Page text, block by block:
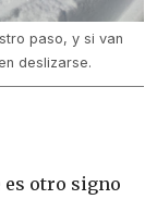
paso, y si van
deslizarse.
es otro signo